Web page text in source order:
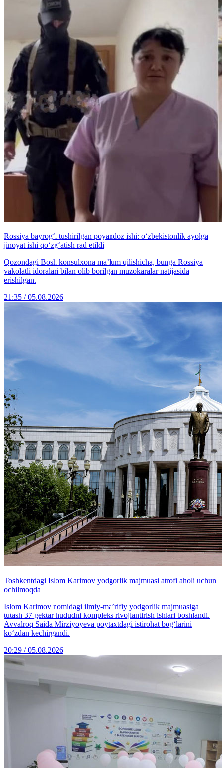
Rossiya bayrog‘i tushirilgan poyandoz ishi: o‘zbekistonlik ayolga
jinoyat ishi qo‘zg‘atish rad etildi
Qozondagi Bosh konsulxona ma’lum qilishicha, bunga Rossiya
vakolatli idoralari bilan olib borilgan muzokaralar natijasida
erishilgan.
21:35 / 05.08.2026
Toshkentdagi Islom Karimov yodgorlik majmuasi atrofi aholi uchun
ochilmoqda
Islom Karimov nomidagi ilmiy-ma’rifiy yodgorlik majmuasiga
tutash 37 gektar hududni kompleks rivojlantirish ishlari boshlandi.
Avvalroq Saida Mirziyoyeva poytaxtdagi istirohat bog‘larini
ko‘zdan kechirgandi.
20:29 / 05.08.2026